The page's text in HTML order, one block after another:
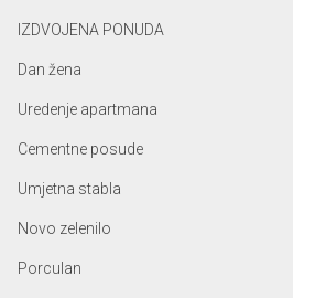
IZDVOJENA PONUDA
Dan žena
Uredenje apartmana
Cementne posude
Umjetna stabla
Novo zelenilo
Porculan